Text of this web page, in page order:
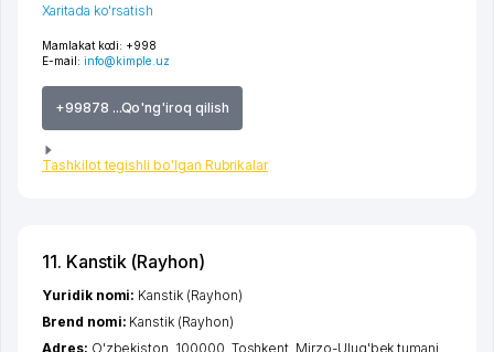
Mamlakat kodi: +998
E-mail: info@kimple.uz
+99878 ...Qo'ng'iroq qilish
Tashkilot tegishli bo'lgan Rubrikalar
Xaritada ko'rsatish
11. Kanstik (Rayhon)
Yuridik nomi: Kanstik (Rayhon)
Brend nomi: Kanstik (Rayhon)
Adres: O'zbekiston, 100000, Toshkent, Mirzo-Ulug'bek tumani,